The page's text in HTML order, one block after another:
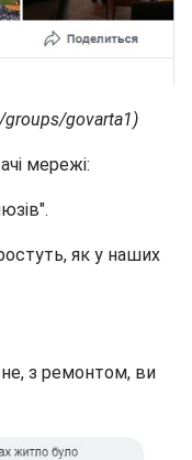
groups/govarta1)
мережі:
як у наших
з ремонтом, ви